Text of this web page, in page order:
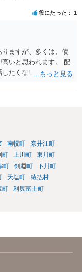
情などが必要です。
役にたった 1
ますが、多くは、債
いと思われます。 配
たくない事情等もあ
人に法律事務所に相
ってもらうほうがい
偶者が亡くなると債
放棄などの亡くなっ
関係することだとし
うか。
南幌町
奈井江町
町 上川町
東川町
町 剣淵町
下川町
天塩町
猿払村
町
利尻富士町